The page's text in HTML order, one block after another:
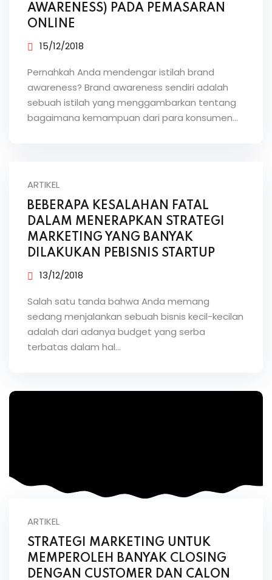
AWARENESS) PADA PEMASARAN
ONLINE
15/12/2018
Pernahkah Anda mendengar istilah brand
awareness? Brand awareness sendiri adalah
sebuah istilah yang menggambarkan tentang
bagaimana kemampuan dari para konsumen…
ARTIKEL
BEBERAPA KESALAHAN FATAL
DALAM MENERAPKAN STRATEGI
MARKETING YANG BANYAK
DILAKUKAN PEBISNIS STARTUP
13/12/2018
Salah satu tanda bahwa Anda memang
sedang menjalankan sebuah bisnis kecil-kecilan
adalah dari adanya budget yang serba
terbatas dalam hal…
ARTIKEL
STRATEGI MARKETING UNTUK
MEMPEROLEH BANYAK CLOSING
DENGAN CUSTOMER DAN CALON